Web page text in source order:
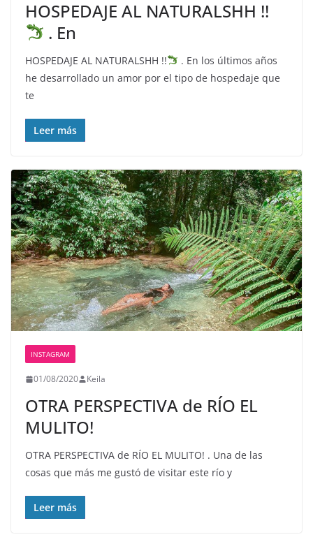
HOSPEDAJE AL NATURALSHH !!
. En
HOSPEDAJE AL NATURALSHH !!
. En los últimos años
he desarrollado un amor por el tipo de hospedaje que
te
Leer más
INSTAGRAM
01/08/2020 Keila
OTRA PERSPECTIVA de RÍO EL
MULITO!
OTRA PERSPECTIVA de RÍO EL MULITO! . Una de las
cosas que más me gustó de visitar este río y
Leer más